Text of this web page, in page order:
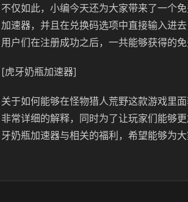
不仅如此，小编今天还为大家带来了一个
加速器，并且在兑换码选项中直接输入进
用户们在注册成功之后，一共能够获得的
[虎牙奶瓶加速器]
关于如何能够在怪物猎人荒野这款游戏里
非常详细的解释，同时为了让玩家们能够
牙奶瓶加速器与相关的福利，希望能够为大